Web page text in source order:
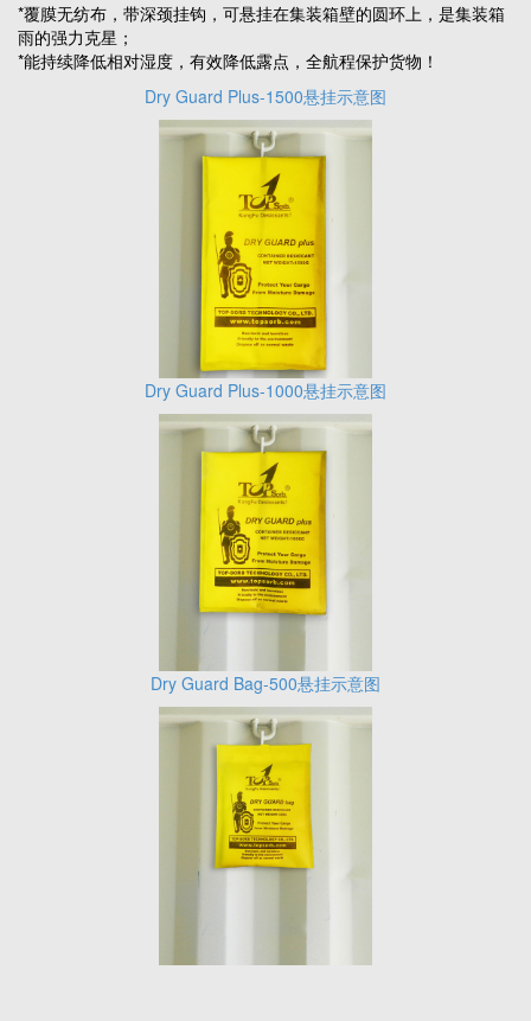
*覆膜无纺布，带深颈挂钩，可悬挂在集装箱壁的圆环上，是集装箱
雨的强力克星；
*能持续降低相对湿度，有效降低露点，全航程保护货物！
Dry Guard Plus-1500悬挂示意图
Dry Guard Plus-1000悬挂示意图
Dry Guard Bag-500悬挂示意图